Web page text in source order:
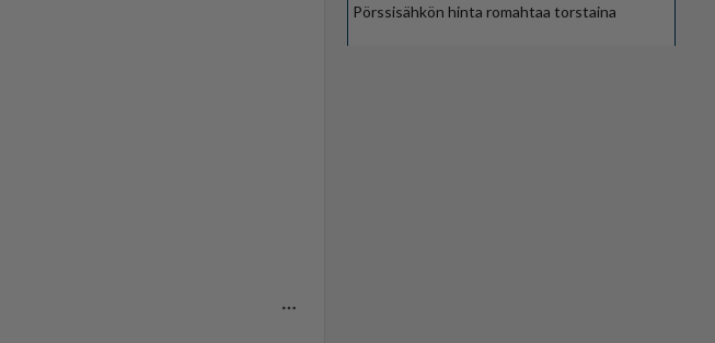
Pörssisähkön hinta romahtaa torstaina